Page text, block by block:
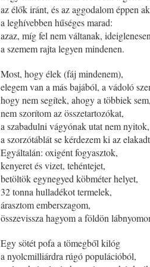
az élők iránt, és az aggodalom éppen
a leghívebben hűséges marad:
azaz, míg fel nem váltanak, ideiglenesen
a szemem rajta legyen mindenen.
Most, hogy élek (fáj mindenem),
elegem van a más bajából, a vádoló
hogy nem segítek, ahogy a többiek sem,
nem szorítom az összetartozókat,
a szabadulni vágyónak utat nem nyitok,
a szorzótáblát se kérdezem ki az
Egyáltalán: oxigént fogyasztok,
kenyeret és vizet, tehéntejet,
betöltök egynegyed köbméter helyet,
32 tonna hulladékot termelek,
árasztom emberszagom,
összevissza hagyom a földön
Egy sötét pofa a tömegből kilóg
a nyolcmilliárdra rúgó populációból,
Káplán Géza: Erotikai kalauz